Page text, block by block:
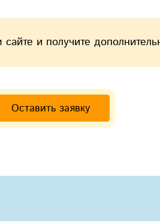
и получите
Оставить заявку